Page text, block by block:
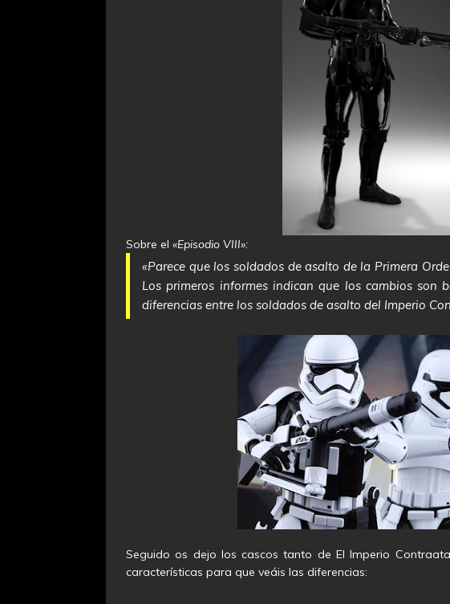
Sobre el «Episodio VIII»:
«Parece que los soldados de asalto de la Primera
Los primeros informes indican que los cambios son
diferencias entre los soldados de asalto del Imperio
Seguido os dejo los cascos tanto de El Imperio
características para que veáis las diferencias: